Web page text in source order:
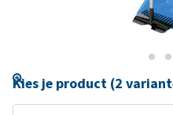
Kies je product (2